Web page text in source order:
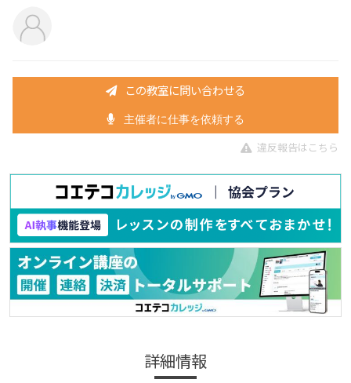
この教室に問い合わせる
主催者に仕事を依頼する
違反報告はこちら
詳細情報